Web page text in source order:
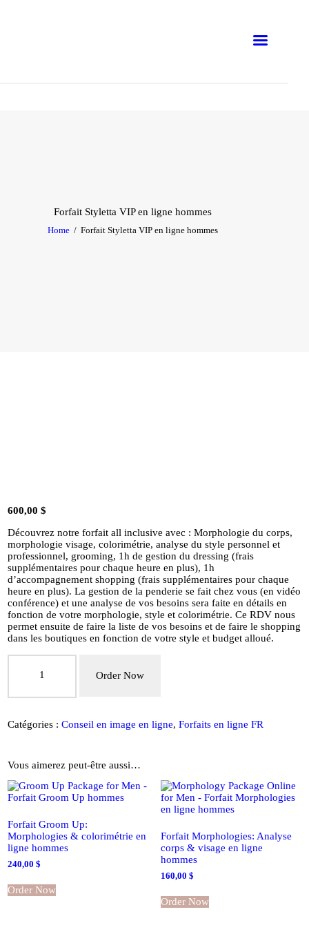
Forfait Styletta VIP en ligne hommes
Home Forfait Styletta VIP en ligne hommes
BLOG
600,00$
Découvrez notre forfait all inclusive avec : Morphologie du corps,
morphologie visage, colorimétrie, analyse du style personnel et
professionnel, grooming, 1h de gestion du dressing (frais
supplémentaires pour chaque heure en plus), 1h
d’accompagnement shopping (frais supplémentaires pour chaque
heure en plus). La gestion de la penderie se fait chez vous (en vidéo
conférence) et une analyse de vos besoins sera faite en détails en
fonction de votre morphologie, style et colorimétrie. Ce RDV nous
permet ensuite de faire la liste de vos besoins et de faire le shopping
dans les boutiques en fonction de votre style et budget alloué.
Styletta
en
ligne
Order Now
Catégories :Conseil en image en ligne,Forfaits en ligne FR
Vous aimerez peut-être aussi…
Forfait Groom Up:
Morphologies & colorimétrie en
ligne hommes
240,00$
Order Now
Forfait Morphologies: Analyse
corps & visage en ligne
hommes
160,00 $
Order Now